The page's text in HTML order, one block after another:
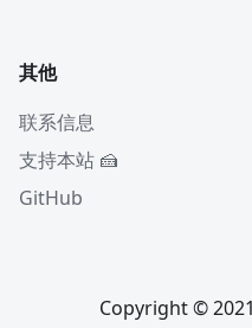
其他
联系信息
支持本站 🍰
GitHub
Copyright ©